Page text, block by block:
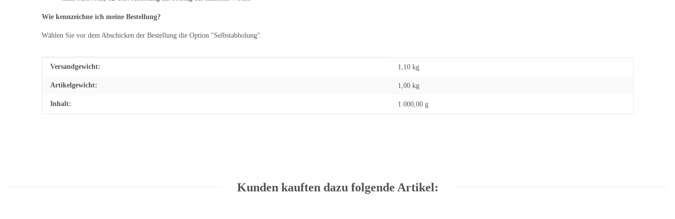
Wie kennzeichne ich meine Bestellung?
Wählen Sie vor dem Abschicken der Bestellung die Option "Selbstabholung".
Produkteigenschaft
Wert
Versandgewicht: 1,10 kg
Artikelgewicht: 1,00 kg
Inhalt: 1.000,00 g
Kunden kauften dazu folgende Artikel: